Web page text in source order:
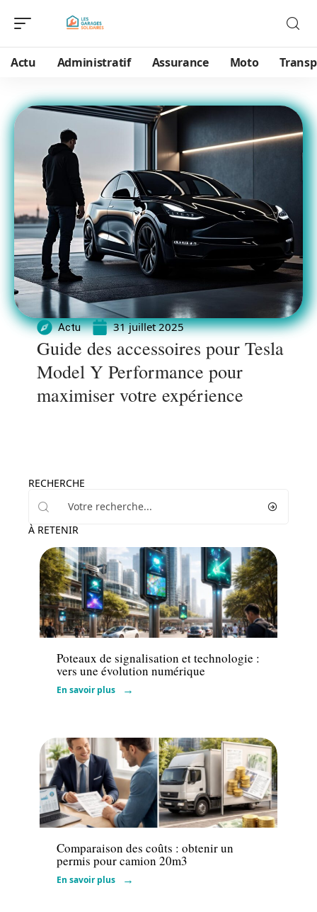
Actu Administratif Assurance Moto
Actu 31 juillet 2025
Guide des accessoires pour Tesla
Model Y Performance pour
maximiser votre expérience
RECHERCHE
À RETENIR
Administratif
Poteaux de signalisation et technologie :
vers une évolution numérique
En savoir plus
Actu
Comparaison des coûts : obtenir un
permis pour camion 20m3
En savoir plus